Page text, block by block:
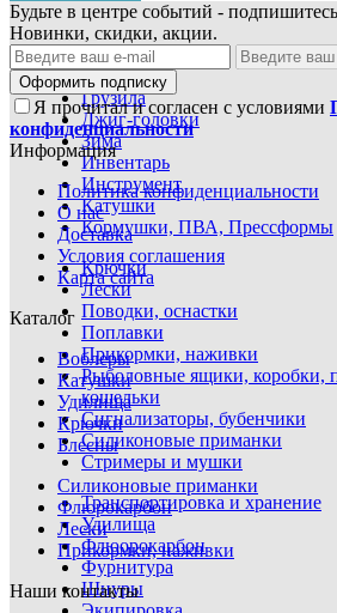
Блесны
Воблеры
Грузила
Джиг-головки
Зима
Инвентарь
Инструмент
Катушки
Кормушки, ПВА, Прессформы
Крючки
Лески
Поводки, оснастки
Поплавки
Прикормки, наживки
Рыболовные ящики, коробки,
кошельки
Сигнализаторы, бубенчики
Силиконовые приманки
Стримеры и мушки
Транспортировка и хранение
Удилища
Флюорокарбон
Фурнитура
Шнуры
Будьте в центре событий -
Новинки, скидки, акции.
Оформить подписку
Я прочитал и согласен с условиями
конфиденциальности
Информация
Политика конфиденциальности
О нас
Доставка
Условия соглашения
Карта сайта
Каталог
Воблеры
Катушки
Удилища
Крючки
Блесны
Силиконовые приманки
Флюрокарбон
Лески
Прикормки, наживки
Наши контакты